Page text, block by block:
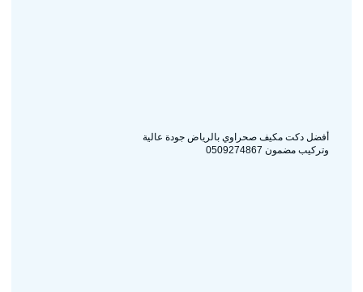
أفضل دكت مكيف صحراوي بالرياض جودة عالية
وتركيب مضمون 0509274867